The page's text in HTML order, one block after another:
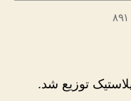
توزیع شد.